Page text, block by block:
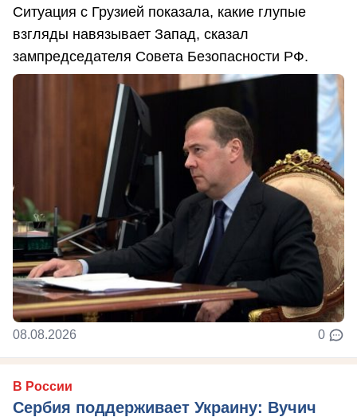
Ситуация с Грузией показала, какие глупые
взгляды навязывает Запад, сказал
зампредседателя Совета Безопасности РФ.
08.08.2026 0
В России
Сербия поддерживает Украину: Вучич